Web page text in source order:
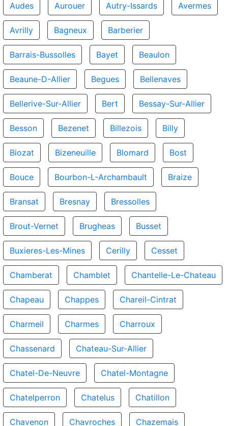
Audes Aurouer Autry-Issards Avermes
Avrilly Bagneux Barberier
Barrais-Bussolles Bayet Beaulon
Beaune-D-Allier Begues Bellenaves
Bellerive-Sur-Allier Bert Bessay-Sur-Allier
Besson Bezenet Billezois Billy
Biozat Bizeneuille Blomard Bost
Bouce Bourbon-L-Archambault Braize
Bransat Bresnay Bressolles
Brout-Vernet Brugheas Busset
Buxieres-Les-Mines Cerilly Cesset
Chamberat Chamblet Chantelle-Le-Chateau
Chapeau Chappes Chareil-Cintrat
Charmeil Charmes Charroux
Chassenard Chateau-Sur-Allier
Chatel-De-Neuvre Chatel-Montagne
Chatelperron Chatelus Chatillon
Chavenon Chavroches Chazemais